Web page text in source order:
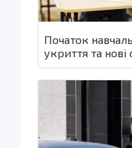
Початок
укриття та